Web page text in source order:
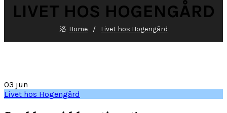
LIVET HOS HOGENGÅRD
Home Livet hos Hogengård
03 jun
Livet hos Hogengård